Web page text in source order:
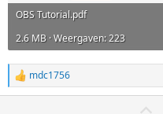
OBS Tutorial.pdf
2.6 MB · Weergaven: 223
W
a
mdc1756